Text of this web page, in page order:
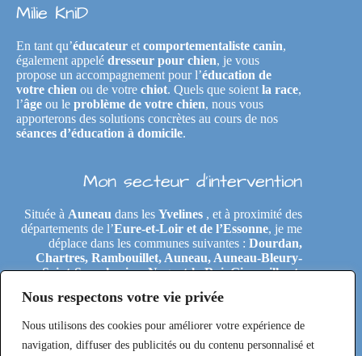
Nous respectons votre vie privée
Nous utilisons des cookies pour améliorer votre expérience de
navigation, diffuser des publicités ou du contenu personnalisé et
Milie KniD
En tant qu’éducateur et comportementaliste canin,
également appelé dresseur pour chien, je vous
propose un accompagnement pour l’éducation de
votre chien ou de votre chiot. Quels que soient la race,
l’âge ou le problème de votre chien, nous vous
apporterons des solutions concrètes au cours de nos
séances d’éducation à domicile.
Mon secteur d’intervention
Située à Auneau dans lesYvelines , et à proximité des
départements de l’Eure-et-Loir et de l’Essonne, je me
déplace dans les communes suivantes :Dourdan,
Chartres, Rambouillet, Auneau, Auneau-Bleury-
Saint-Symphorien, Nogent-le-Roi, Gironville-et-
Maintenon, Épernon, Le Perray-en-Yvelines,
Saint-Arnoult-en-Yvelines, Étréchy, Morigny-
Champigny, Saclas, Toury, Eole-en-Beauce, Les